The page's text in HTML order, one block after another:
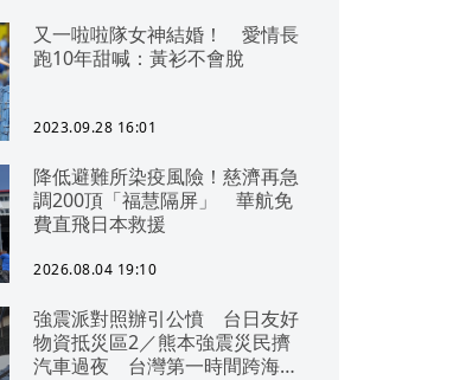
又一啦啦隊女神結婚！ 愛情長
跑10年甜喊：黃衫不會脫
2023.09.28 16:01
降低避難所染疫風險！慈濟再急
調200頂「福慧隔屏」 華航免
費直飛日本救援
2026.08.04 19:10
強震派對照辦引公憤 台日友好
物資抵災區2／熊本強震災民擠
汽車過夜 台灣第一時間跨海急